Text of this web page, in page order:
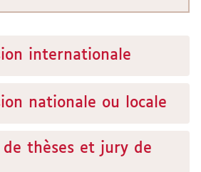
internationale
nationale ou locale
de thèses et jury de